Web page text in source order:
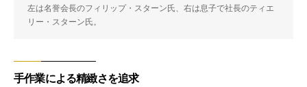
左は名誉会長のフィリップ・スターン氏、右は息子で社長のティエ
リー・スターン氏。
手作業による精緻さを追求